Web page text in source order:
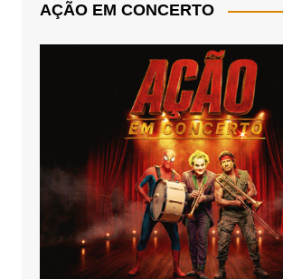
AÇÃO EM CONCERTO